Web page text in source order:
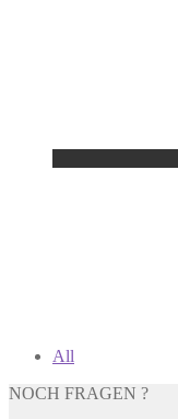
All
NOCH FRAGEN ?